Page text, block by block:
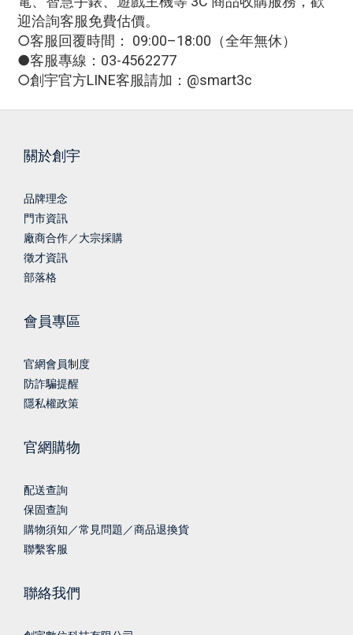
迎洽詢客服免費估價。
○客服回覆時間： 09:00–18:00（全年無休）
●客服專線：03-4562277
○創宇官方LINE客服請加：@smart3c
關於創宇
品牌理念
門市資訊
廠商合作／大宗採購
徵才資訊
部落格
會員專區
官網會員制度
防詐騙提醒
隱私權政策
官網購物
配送查詢
保固查詢
購物須知／常見問題／商品退換貨
聯繫客服
聯絡我們